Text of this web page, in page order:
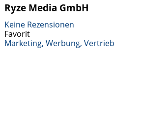
umfassende Dienstleistungen – von
Refurbishing. Unsere Mission: Dein
Weiterlesen …
Ryze Media GmbH
Keine Rezensionen
Favorit
Marketing, Werbung, Vertrieb